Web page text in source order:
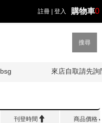
註冊 登入 購物車0
搜尋
來店自取請先詢問
刊登時間  商品價格